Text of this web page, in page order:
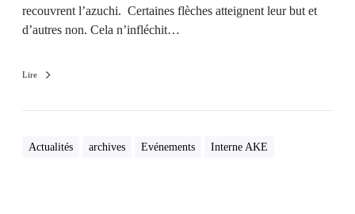
recouvrent l’azuchi. Certaines flèches atteignent leur but et
d’autres non. Cela n’infléchit…
Lire
Actualités archives Evénements Interne AKE